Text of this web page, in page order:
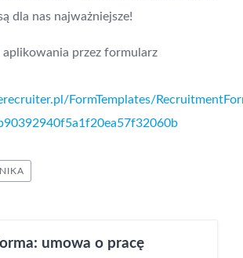
dla nas najważniejsze!
aplikowania przez formularz
FormTemplates/
umowa o pracę